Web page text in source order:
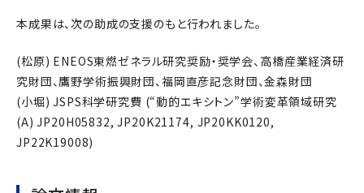
本成果は、次の助成の支援のもと行われました。
(松原) ENEOS東燃ゼネラル研究奨励・奨学会、高橋産業経済研
究財団、鷹野学術振興財団、福岡直彦記念財団、金森財団
(小堀) JSPS科学研究費 (“動的エキシトン”学術変革領域研究
(A) JP20H05832, JP20K21174, JP20KK0120,
JP22K19008)